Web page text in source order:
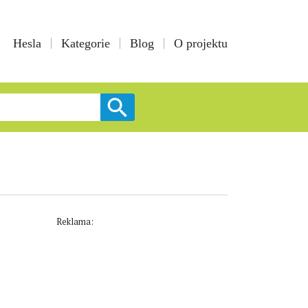
Hesla Kategorie Blog O projektu
Reklama: